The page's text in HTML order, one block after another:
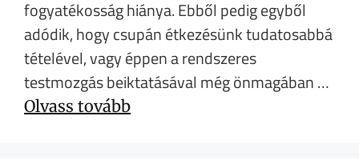
fogyatékosság hiánya. Ebből pedig egyből
adódik, hogy csupán étkezésünk tudatosabbá
tételével, vagy éppen a rendszeres
testmozgás beiktatásával még önmagában …
Olvass tovább